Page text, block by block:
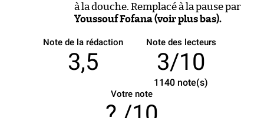
à la douche. Remplacé à la pause par
Youssouf Fofana (voir plus bas).
Note de la rédaction
3,5
Note des lecteurs
3/10
1140 note(s)
Votre note